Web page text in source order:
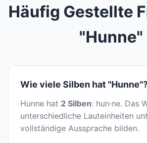
Häufig Gestellte
"Hunne"
Wie viele Silben hat
Hunne hat 2 Silben: hun·ne. Das
unterschiedliche Lauteinheiten
vollständige Aussprache bilden.